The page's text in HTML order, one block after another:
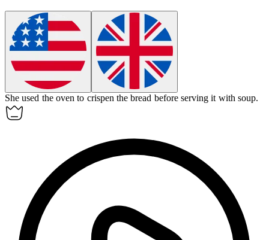
She used the oven to crispen the bread before serving it with soup.